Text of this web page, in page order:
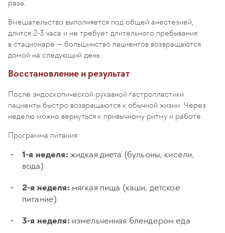
раза.
Вмешательство выполняется под общей анестезией,
длится 2-3 часа и не требует длительного пребывания
в стационаре — большинство пациентов возвращаются
домой на следующий день.
Восстановление и результат
После эндоскопической рукавной гастропластики
пациенты быстро возвращаются к обычной жизни. Через
неделю можно вернуться к привычному ритму и работе.
Программа питания:
1-я неделя: жидкая диета (бульоны, кисели,
вода)
2-я неделя: мягкая пища (каши, детское
питание)
3-я неделя: измельченная блендером еда